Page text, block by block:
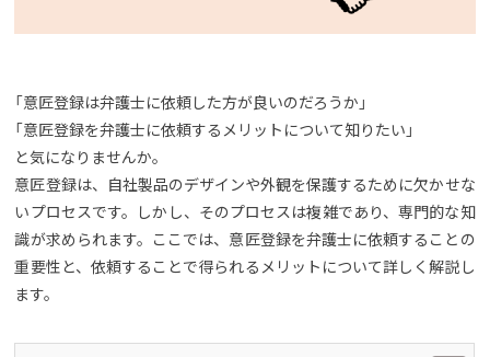
「意匠登録は弁護士に依頼した方が良いのだろうか」
「意匠登録を弁護士に依頼するメリットについて知りたい」
と気になりませんか。
意匠登録は、自社製品のデザインや外観を保護するために欠かせな
いプロセスです。しかし、そのプロセスは複雑であり、専門的な知
識が求められます。ここでは、意匠登録を弁護士に依頼することの
重要性と、依頼することで得られるメリットについて詳しく解説し
ます。